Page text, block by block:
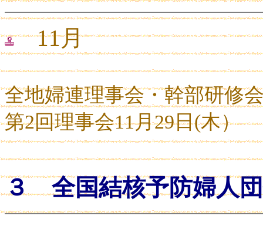
11月
全地婦連理事会・幹部研修
第2回理事会11月29日(木）
３ 全国結核予防婦人